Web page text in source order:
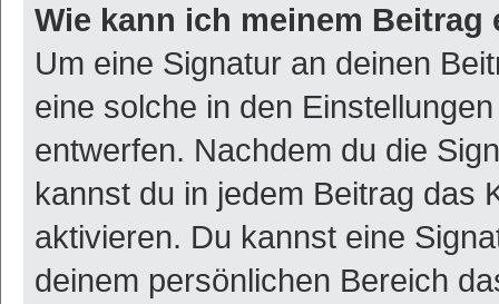
Wie kann ich meinem
Um eine Signatur an deinen
eine solche in den
entwerfen. Nachdem du die
kannst du in jedem Beitrag das
aktivieren. Du kannst eine
deinem persönlichen Bereich